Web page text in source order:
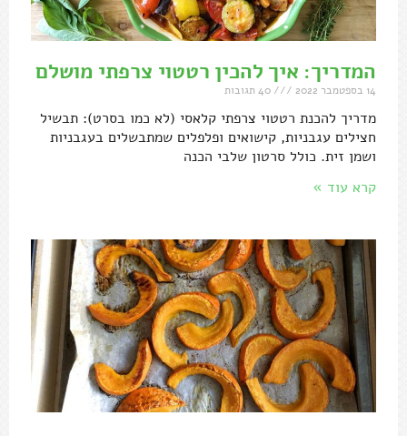
המדריך: איך להכין רטטוי צרפתי מושלם
14 בספטמבר 2022
מדריך להכנת רטטוי צרפתי קלאסי (לא כמו בסרט): תבשיל
חצילים עגבניות, קישואים ופלפלים שמתבשלים בעגבניות
ושמן זית. כולל סרטון שלבי הכנה
קרא עוד »